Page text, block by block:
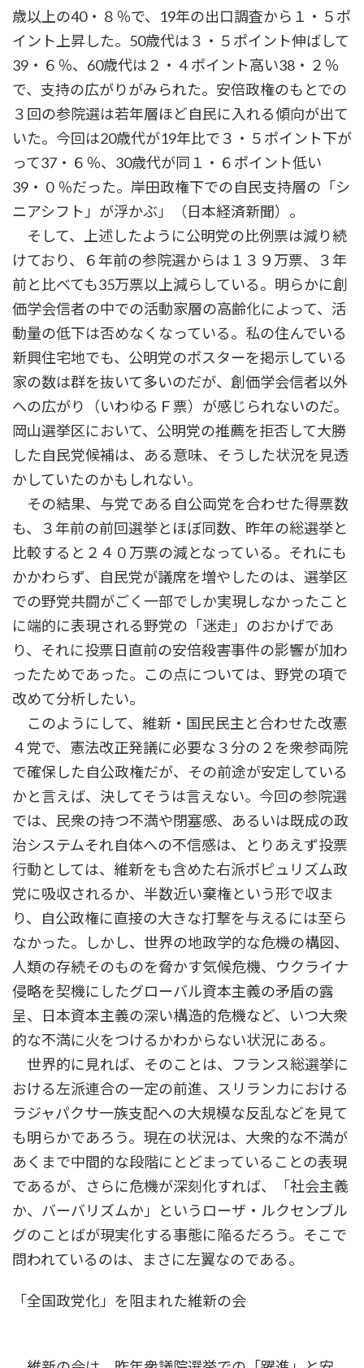
歳以上の40・８％で、19年の出口調査から１・５ポ
イント上昇した。50歳代は３・５ポイント伸ばして
39・６％、60歳代は２・４ポイント高い38・２％
で、支持の広がりがみられた。安倍政権のもとでの
３回の参院選は若年層ほど自民に入れる傾向が出て
いた。今回は20歳代が19年比で３・５ポイント下が
って37・６％、30歳代が同１・６ポイント低い
39・０％だった。岸田政権下での自民支持層の「シ
ニアシフト」が浮かぶ」（日本経済新聞）。
そして、上述したように公明党の比例票は減り続
けており、６年前の参院選からは１３９万票、３年
前と比べても35万票以上減らしている。明らかに創
価学会信者の中での活動家層の高齢化によって、活
動量の低下は否めなくなっている。私の住んでいる
新興住宅地でも、公明党のポスターを掲示している
家の数は群を抜いて多いのだが、創価学会信者以外
への広がり（いわゆるＦ票）が感じられないのだ。
岡山選挙区において、公明党の推薦を拒否して大勝
した自民党候補は、ある意味、そうした状況を見透
かしていたのかもしれない。
その結果、与党である自公両党を合わせた得票数
も、３年前の前回選挙とほぼ同数、昨年の総選挙と
比較すると２４０万票の減となっている。それにも
かかわらず、自民党が議席を増やしたのは、選挙区
での野党共闘がごく一部でしか実現しなかったこと
に端的に表現される野党の「迷走」のおかげであ
り、それに投票日直前の安倍殺害事件の影響が加わ
ったためであった。この点については、野党の項で
改めて分析したい。
このようにして、維新・国民民主と合わせた改憲
４党で、憲法改正発議に必要な３分の２を衆参両院
で確保した自公政権だが、その前途が安定している
かと言えば、決してそうは言えない。今回の参院選
では、民衆の持つ不満や閉塞感、あるいは既成の政
治システムそれ自体への不信感は、とりあえず投票
行動としては、維新をも含めた右派ポピュリズム政
党に吸収されるか、半数近い棄権という形で収ま
り、自公政権に直接の大きな打撃を与えるには至ら
なかった。しかし、世界の地政学的な危機の構図、
人類の存続そのものを脅かす気候危機、ウクライナ
侵略を契機にしたグローバル資本主義の矛盾の露
呈、日本資本主義の深い構造的危機など、いつ大衆
的な不満に火をつけるかわからない状況にある。
世界的に見れば、そのことは、フランス総選挙に
おける左派連合の一定の前進、スリランカにおける
ラジャパクサ一族支配への大規模な反乱などを見て
も明らかであろう。現在の状況は、大衆的な不満が
あくまで中間的な段階にとどまっていることの表現
であるが、さらに危機が深刻化すれば、「社会主義
か、バーバリズムか」というローザ・ルクセンブル
グのことばが現実化する事態に陥るだろう。そこで
問われているのは、まさに左翼なのである。
「全国政党化」を阻まれた維新の会